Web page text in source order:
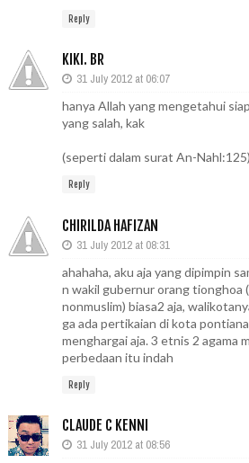
Reply
KIKI. BR
31 July 2012 at 06:07
hanya Allah yang mengetahui
yang salah, kak
(seperti dalam surat An-Nahl:125)
Reply
CHIRILDA HAFIZAN
31 July 2012 at 08:31
ahahaha, aku aja yang dipimpin
n wakil gubernur orang tionghoa
nonmuslim) biasa2 aja,
ga ada pertikaian di kota
menghargai aja. 3 etnis 2 agama
perbedaan itu indah
Reply
CLAUDE C KENNI
31 July 2012 at 08:56